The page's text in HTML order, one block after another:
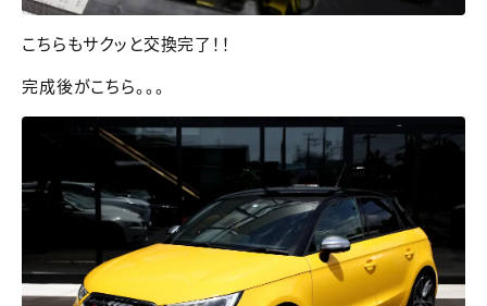
こちらもサクッと交換完了！！
完成後がこちら。。。